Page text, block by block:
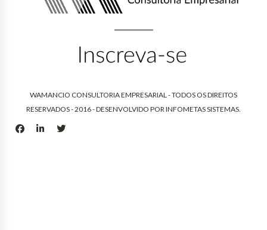
WAMANCIO CONSULTORIA EMPRESARIAL - TODOS OS DIREITOS
RESERVADOS - 2016 - DESENVOLVIDO PORINFOMETAS SISTEMAS.